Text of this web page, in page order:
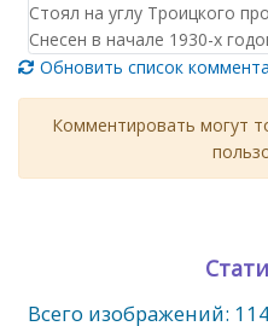
Стоял на углу Троицкого
Снесен в начале 1930-х
Обновить список
Комментировать могут
Всего изображений: